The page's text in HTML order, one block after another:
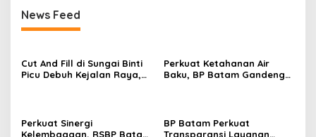
News Feed
Cut And Fill di Sungai Binti
Picu Debuh Kejalan Raya,
Perkuat Ketahanan Air
Baku, BP Batam Gandeng
Perkuat Sinergi
Kelembagaan, RSBP Batam
BP Batam Perkuat
Transparansi Layanan